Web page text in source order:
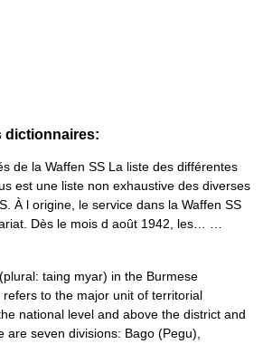
dictionnaires:
de la Waffen SS La liste des différentes
est une liste non exhaustive des diverses
À l origine, le service dans la Waffen SS
Dès le mois d août 1942, les… …
taing myar) in the Burmese
to the major unit of territorial
national level and above the district and
are seven divisions: Bago (Pegu),